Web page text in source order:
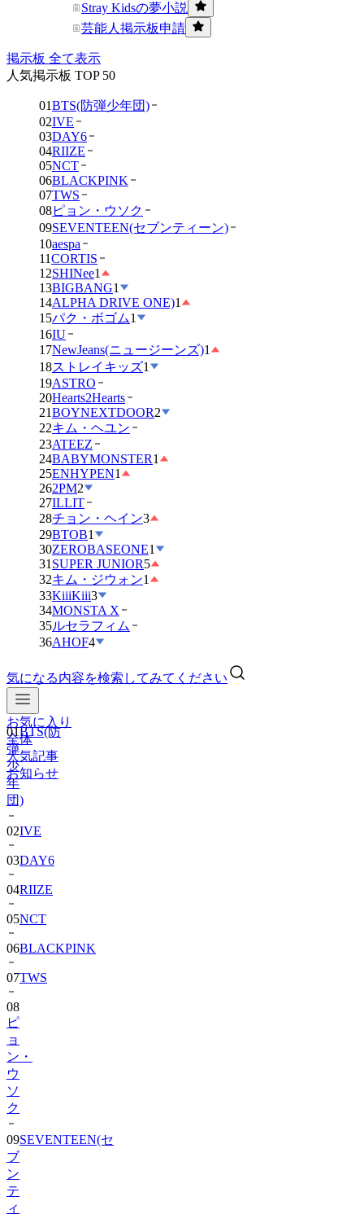
Stray Kidsの夢小説
芸能人掲示板申請
掲示板 全て表示
人気掲示板 TOP 50
01BTS(防弾少年団)
02IVE
03DAY6
04RIIZE
05NCT
06BLACKPINK
07TWS
08ピョン・ウソク
09SEVENTEEN(セブンティーン)
10aespa
11CORTIS
12SHINee1
13BIGBANG1
14ALPHA DRIVE ONE)1
15パク・ボゴム1
16IU
17NewJeans(ニュージーンズ)1
18ストレイキッズ1
19ASTRO
20Hearts2Hearts
21BOYNEXTDOOR2
22キム・ヘユン
23ATEEZ
24BABYMONSTER1
25ENHYPEN1
262PM2
27ILLIT
28チョン・ヘイン3
29BTOB1
30ZEROBASEONE1
31 SUPER JUNIOR5
32キム・ジウォン1
33KiiiKiii3
34MONSTA X
35ルセラフィム
36AHOF4
気になる内容を検索してみてください
お気に入り
全体
人気記事
お知らせ
01BTS(防
弾
少
年
団)
02IVE
03DAY6
04RIIZE
05NCT
06BLACKPINK
07TWS
08
ピ
ョ
ン・
ウ
ソ
ク
09SEVENTEEN(セ
ブ
ン
テ
ィ